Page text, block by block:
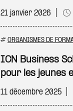
21 janvier 2026
# ORGANISMES DE
ICN Business
pour les jeunes
11 décembre 2025